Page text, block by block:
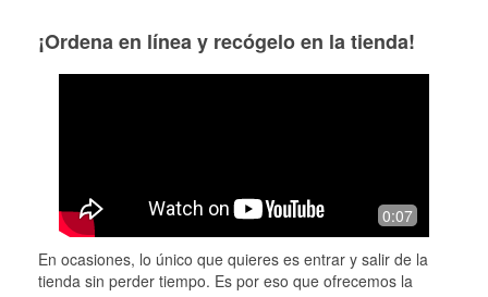
¡Ordena en línea y recógelo en la tienda!
0:07
En ocasiones, lo único que quieres es entrar y salir de la
tienda sin perder tiempo. Es por eso que ofrecemos la